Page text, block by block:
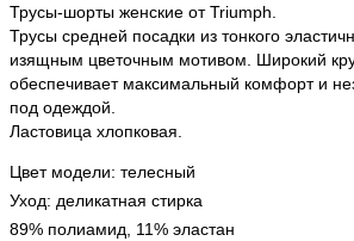
Трусы-шорты женские от Triumph.
Трусы средней посадки из тонкого
изящным цветочным мотивом. Широкий
обеспечивает максимальный комфорт и
под одеждой.
Ластовица хлопковая.
Цвет модели: телесный
Уход: деликатная стирка
89% полиамид, 11% эластан